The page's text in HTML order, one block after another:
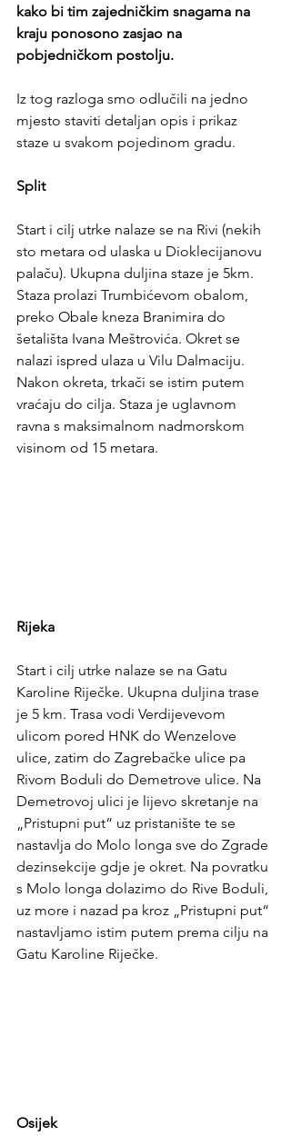
kako bi tim zajedničkim snagama na
kraju ponosono zasjao na
pobjedničkom postolju.
Iz tog razloga smo odlučili na jedno
mjesto staviti detaljan opis i prikaz
staze u svakom pojedinom gradu.
Split
Start i cilj utrke nalaze se na Rivi (nekih
sto metara od ulaska u Dioklecijanovu
palaču). Ukupna duljina staze je 5km.
Staza prolazi Trumbićevom obalom,
preko Obale kneza Branimira do
šetališta Ivana Meštrovića. Okret se
nalazi ispred ulaza u Vilu Dalmaciju.
Nakon okreta, trkači se istim putem
vraćaju do cilja. Staza je uglavnom
ravna s maksimalnom nadmorskom
visinom od 15 metara.
Rijeka
Start i cilj utrke nalaze se na Gatu
Karoline Riječke. Ukupna duljina trase
je 5 km. Trasa vodi Verdijevevom
ulicom pored HNK do Wenzelove
ulice, zatim do Zagrebačke ulice pa
Rivom Boduli do Demetrove ulice. Na
Demetrovoj ulici je lijevo skretanje na
„Pristupni put“ uz pristanište te se
nastavlja do Molo longa sve do Zgrade
dezinsekcije gdje je okret. Na povratku
s Molo longa dolazimo do Rive Boduli,
uz more i nazad pa kroz „Pristupni put“
nastavljamo istim putem prema cilju na
Gatu Karoline Riječke.
Osijek